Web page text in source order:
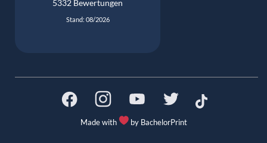
5332 Bewertungen
Stand: 08/2026
Made with by BachelorPrint